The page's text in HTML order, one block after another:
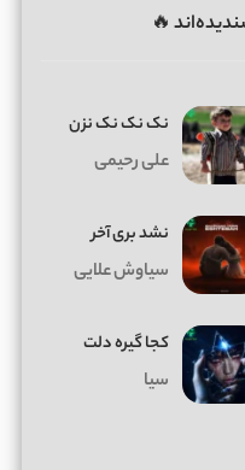
🔥
نک نک نک نزن
علی رحیمی
نشد بری آخر
سیاوش علایی
کجا گیره دلت
سیا